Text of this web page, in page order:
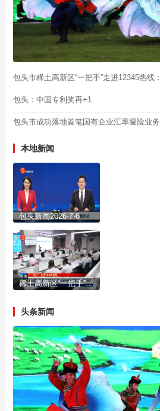
包头：中国专利奖再+1
包头市成功落地首笔国有企业汇率避险业务
本地新闻
包头新闻2026-7-6
稀土高新区“一把手”再赴热线之约：让民生诉求从“接得住”到“办得好”
头条新闻